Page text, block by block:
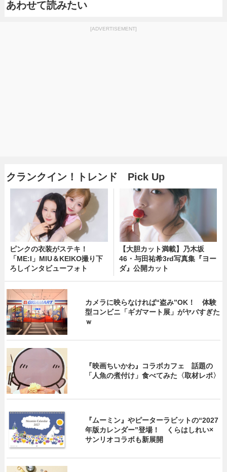
あわせて読みたい
[ADVERTISEMENT]
クランクイン！トレンド Pick Up
ピンクの衣装がステキ！
「ME:I」MIU＆KEIKO撮り下
ろしインタビューフォト
【大胆カット満載】乃木坂
46・与田祐希3rd写真集『ヨー
ダ』公開カット
カメラに映らなければ“盗み”OK！ 体験
型コンビニ「ギガマート展」がヤバすぎた
ｗ
『映画ちいかわ』コラボカフェ 話題の
「人魚の煮付け」食べてみた〈取材レポ〉
『ムーミン』やピーターラビットの“2027
年版カレンダー”登場！ くらはしれい×
サンリオコラボも新展開